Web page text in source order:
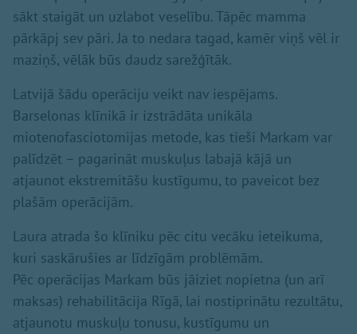
sākt staigāt un uzlabot veselību. Tāpēc mamma
pārkāpj sev pāri. Ja to nedara tagad, kamēr viņš vēl ir
maziņš, vēlāk būs daudz sarežģītāk.
Latvijā šādu operāciju veikt nav iespējams.
Barselonas klīnikā ir izstrādāta unikāla
miotenofasciotomijas metode, kas tieši Markam var
palīdzēt – pagarināt muskuļus labajā kājā un
atjaunot ekstremitāšu kustīgumu, to paveicot bez
plašām operācijām.
Laura atrada šo klīniku pēc citu vecāku ieteikuma,
kuri saskārušies ar līdzīgām problēmām.
Pēc operācijas Markam būs jāiziet nopietna (un arī
maksas) rehabilitācija Rīgā, lai nostiprinātu rezultātu,
atjaunotu muskuļu tonusu, kustīgumu un